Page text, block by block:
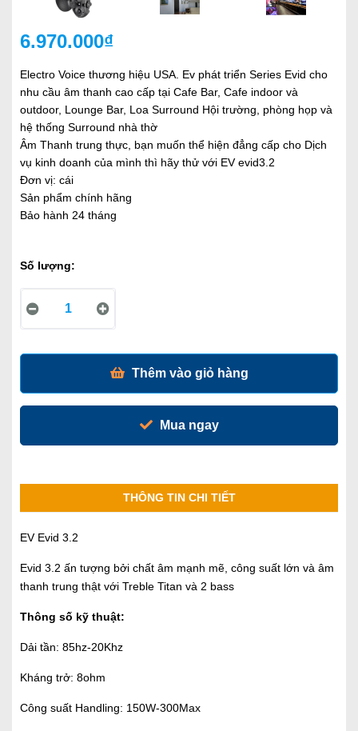
6.970.000₫
Electro Voice thương hiệu USA. Ev phát triển Series Evid cho
nhu cầu âm thanh cao cấp tại Cafe Bar, Cafe indoor và
outdoor, Lounge Bar, Loa Surround Hội trường, phòng họp và
hệ thống Surround nhà thờ
Âm Thanh trung thực, bạn muốn thể hiện đẳng cấp cho Dịch
vụ kinh doanh của mình thì hãy thử với EV evid3.2
Đơn vị: cái
Sản phẩm chính hãng
Bảo hành 24 tháng
Số lượng:
Thêm vào giỏ hàng
Mua ngay
THÔNG TIN CHI TIẾT
EV Evid 3.2
Evid 3.2 ấn tượng bởi chất âm mạnh mẽ, công suất lớn và âm
thanh trung thật với Treble Titan và 2 bass
Thông số kỹ thuật:
Dải tần: 85hz-20Khz
Kháng trở: 8ohm
Công suất Handling: 150W-300Max